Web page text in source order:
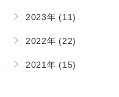
2023年 (11)
2022年 (22)
2021年 (15)